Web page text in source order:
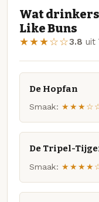
Wat drinkers
Like Buns
★★★☆☆3.8 uit
De Hopfan
Smaak:
De Tripel-
Smaak: